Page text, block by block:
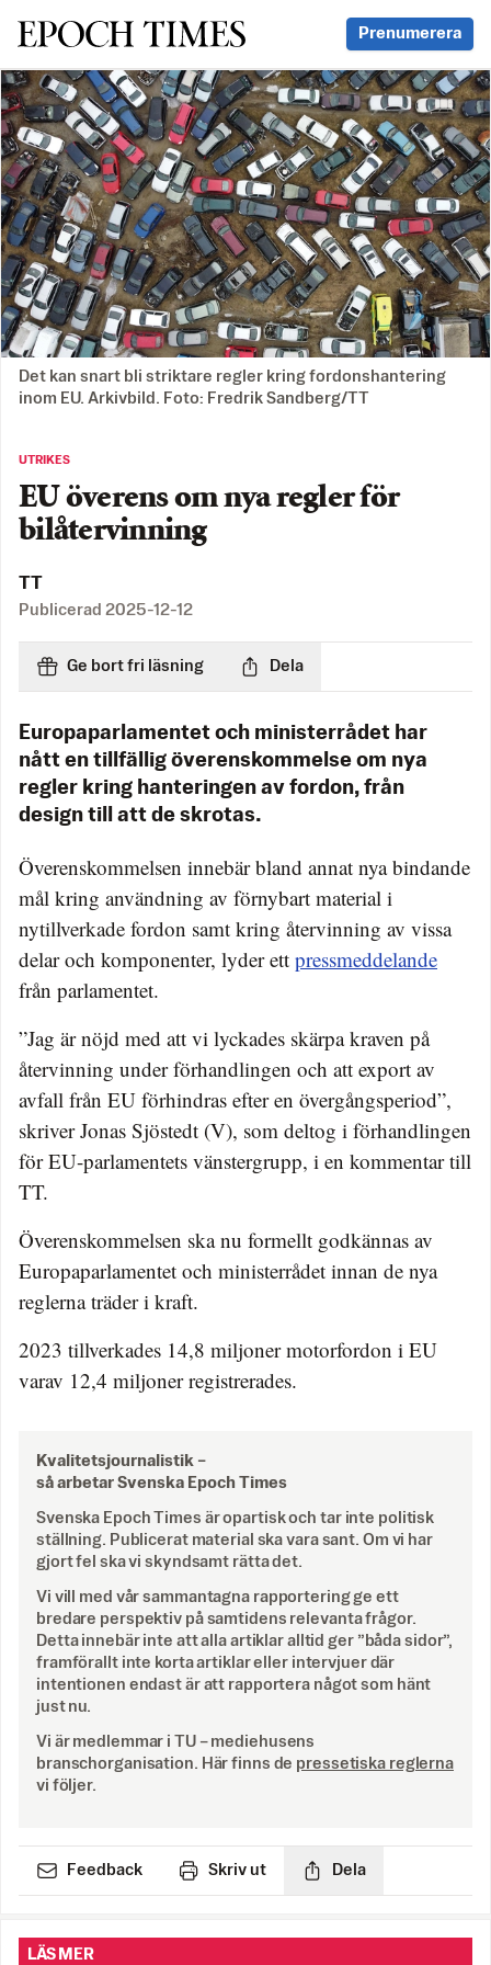
Svenska Epoch Times Prenumerera
Det kan snart bli striktare regler kring fordonshantering
inom EU. Arkivbild. Foto: Fredrik Sandberg/TT
UTRIKES
EU överens om nya regler för
bilåtervinning
TT
Publicerad 2025-12-12
Ge bort fri läsning Dela
Europaparlamentet och ministerrådet har
nått en tillfällig överenskommelse om nya
regler kring hanteringen av fordon, från
design till att de skrotas.
Överenskommelsen innebär bland annat nya bindande
mål kring användning av förnybart material i
nytillverkade fordon samt kring återvinning av vissa
delar och komponenter, lyder ett pressmeddelande
från parlamentet.
”Jag är nöjd med att vi lyckades skärpa kraven på
återvinning under förhandlingen och att export av
avfall från EU förhindras efter en övergångsperiod”,
skriver Jonas Sjöstedt (V), som deltog i förhandlingen
för EU-parlamentets vänstergrupp, i en kommentar till
TT.
Överenskommelsen ska nu formellt godkännas av
Europaparlamentet och ministerrådet innan de nya
reglerna träder i kraft.
2023 tillverkades 14,8 miljoner motorfordon i EU
varav 12,4 miljoner registrerades.
Kvalitetsjournalistik –
så arbetar Svenska Epoch Times
Svenska Epoch Times är opartisk och tar inte politisk
ställning. Publicerat material ska vara sant. Om vi har
gjort fel ska vi skyndsamt rätta det.
Vi vill med vår sammantagna rapportering ge ett
bredare perspektiv på samtidens relevanta frågor.
Detta innebär inte att alla artiklar alltid ger ”båda sidor”,
framförallt inte korta artiklar eller intervjuer där
intentionen endast är att rapportera något som hänt
just nu.
Vi är medlemmar i TU – mediehusens
branschorganisation. Här finns de pressetiska reglerna
vi följer.
Feedback Skriv ut Dela
LÄS MER